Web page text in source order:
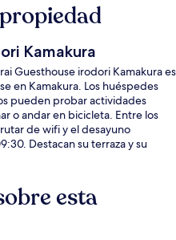
Kamakura
Guesthouse irodori Kamakura es
en Kamakura. Los huéspedes
pueden probar actividades
o andar en bicicleta. Entre los
de wifi y el desayuno
Destacan su terraza y su
esta